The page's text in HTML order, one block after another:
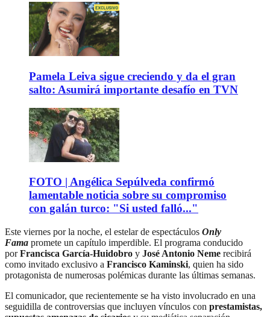
Pamela Leiva sigue creciendo y da el gran
salto: Asumirá importante desafío en TVN
FOTO | Angélica Sepúlveda confirmó
lamentable noticia sobre su compromiso
con galán turco: "Si usted falló..."
Este viernes por la noche, el estelar de espectáculos Only
Fama promete un capítulo imperdible. El programa conducido
porFrancisca García-Huidobro y José Antonio Neme recibirá
como invitado exclusivo a Francisco Kaminski, quien ha sido
protagonista de numerosas polémicas durante las últimas semanas.
El comunicador, que recientemente se ha visto involucrado en una
seguidilla de controversias que incluyen vínculos con prestamistas,